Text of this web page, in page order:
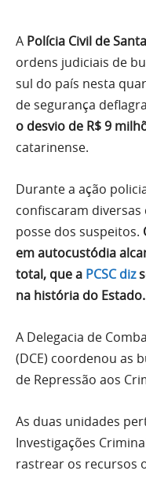
A Polícia Civil de
ordens judiciais de
sul do país nesta
de segurança
o desvio de R$ 9
catarinense.
Durante a ação
confiscaram
posse dos suspeitos.
em autocustódia
total, que a PCSC diz
na história do Estado.
A Delegacia de
(DCE) coordenou as
de Repressão aos
As duas unidades
Investigações
rastrear os recursos